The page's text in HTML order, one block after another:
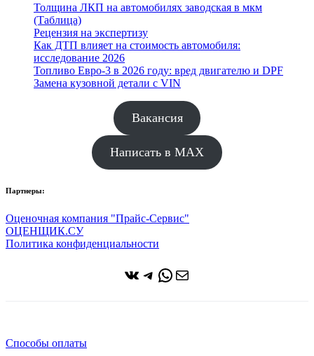
Толщина ЛКП на автомобилях заводская в мкм
(Таблица)
Рецензия на экспертизу
Как ДТП влияет на стоимость автомобиля:
исследование 2026
Топливо Евро-3 в 2026 году: вред двигателю и DPF
Замена кузовной детали с VIN
Вакансия
Написать в MAX
Партнеры:
Оценочная компания "Прайс-Сервис"
ОЦЕНЩИК.СУ
Политика конфиденциальности
ВКонтакте
Telegram
WhatsApp
Почта
Способы оплаты